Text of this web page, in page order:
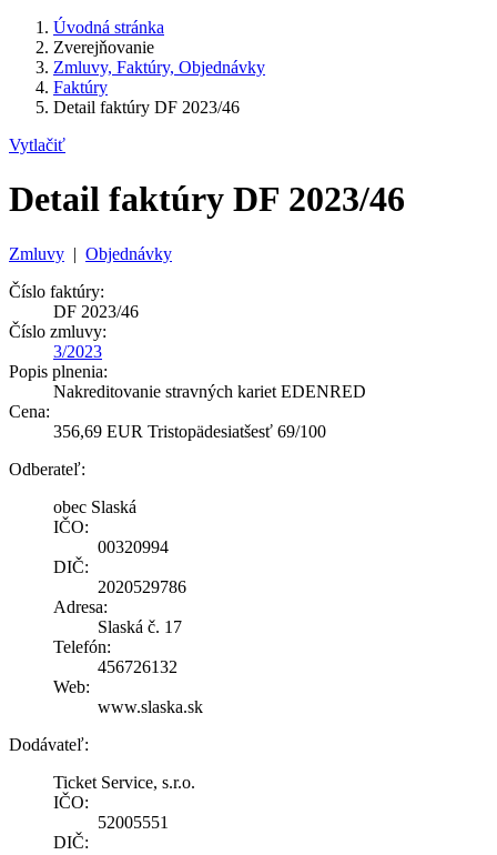
Úvodná stránka
Zverejňovanie
Zmluvy, Faktúry, Objednávky
Faktúry
Detail faktúry DF 2023/46
Vytlačiť
Detail faktúry DF 2023/46
Zmluvy | Objednávky
Číslo faktúry:
DF 2023/46
Číslo zmluvy:
3/2023
Popis plnenia:
Nakreditovanie stravných kariet EDENRED
Cena:
356,69 EUR Tristopädesiatšesť 69/100
Odberateľ:
obec Slaská
IČO:
00320994
DIČ:
2020529786
Adresa:
Slaská č. 17
Telefón:
456726132
Web:
www.slaska.sk
Dodávateľ:
Ticket Service, s.r.o.
IČO:
52005551
DIČ: